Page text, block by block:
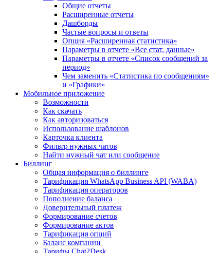
Общие отчеты
Расширенные отчеты
Дашборды
Частые вопросы и ответы
Опция «Расширенная статистика»
Параметры в отчете «Все стат. данные»
Параметры в отчете «Список сообщений за
период»
Чем заменить «Статистика по сообщениям»
и «Графики»
Мобильное приложение
Возможности
Как скачать
Как авторизоваться
Использование шаблонов
Карточка клиента
Фильтр нужных чатов
Найти нужный чат или сообщение
Биллинг
Общая информация о биллинге
Тарификация WhatsApp Business API (WABA)
Тарификация операторов
Пополнение баланса
Доверительный платеж
Формирование счетов
Формирование актов
Тарификация опций
Баланс компании
Тарифы Chat2Desk